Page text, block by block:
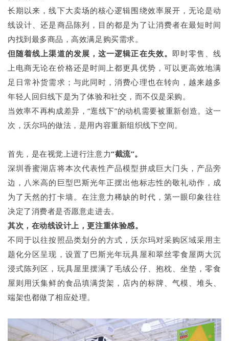
长期以来，线下大卖场的核心逻辑围绕效率展开，无论是动
线设计、还是商品陈列，目的都是为了让消费者在最短时间
内找到最多商品，高效满足购买需求。
但随着线 上渠道的发展，这一逻辑正在失效。 即时零售、线
上电商无论在价格还是时间上都更具优势，可以更高效地满
足日常补货需求；与此同时，消费心理也在转向，越来越多
年轻人回归线下是为了体验和社交，而不仅是采购。
当效率不再构成差异，“逛线下”的动机需要被重新创造。这一
次，沃尔玛的做法，是用内容重新组织线下空间。
首先，是在视觉上进行注意力“截流”。
深圳香蜜湖店将本次代表性产品模型拼成巨大门头，产品旁
边，八米高的巨型巴斯光年正摆出他标志性的敬礼动作，成
为了天然的打卡墙。在注意力稀缺的时代，第一眼印象往往
决定了消费者是否愿意走进去。
其次，在动线设计上，更注重体验感。
不同于以往按照品类划分的方式，沃尔玛对采购区域采用主
题化分区呈现，设置了巴斯光年玩具屋和翠丝零食屋两大沉
浸式陈列区，玩具屋里摆满了毛绒公仔、抱枕、坐垫，零食
屋则用沃集鲜的食品填满货架，店内的标牌、气模、堆头、
端架也都做了相应处理。